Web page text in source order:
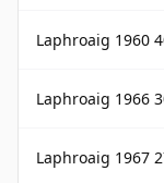
Laphroaig 1960
Laphroaig 1966 30
Laphroaig 1967